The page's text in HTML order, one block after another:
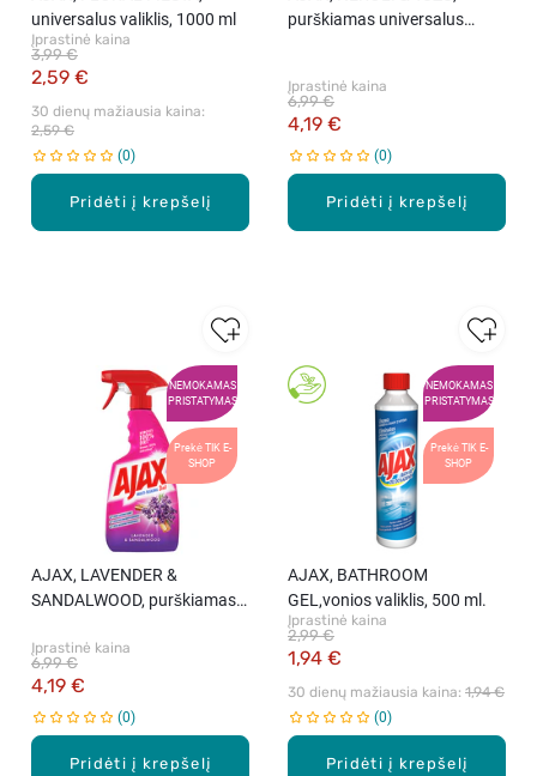
Pridėti į krepšelį
universalus valiklis, 1000 ml
Įprastinė kaina
2,59 €
3,99 €
30 dienų mažiausia kaina:
2,59 €
0
Pridėti į krepšelį
purškiamas universalus
Įprastinė kaina
4,19 €
6,99 €
0
NEMOKAMAS
PRISTATYMAS
Prekė TIK E-
SHOP
Pridėti į krepšelį
AJAX, LAVENDER &
SANDALWOOD, purškiamas
Įprastinė kaina
4,19 €
6,99 €
0
NEMOKAMAS
PRISTATYMAS
Prekė TIK E-
SHOP
Pridėti į krepšelį
AJAX, BATHROOM
GEL,vonios valiklis, 500 ml.
Įprastinė kaina
1,94 €
2,99 €
30 dienų mažiausia kaina: 1,94 €
0